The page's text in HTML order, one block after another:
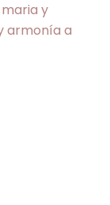
y
armonía a